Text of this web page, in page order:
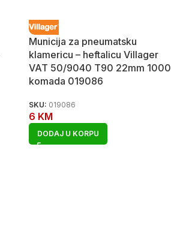
Municija za pneumatsku
klamericu – heftalicu Villager
VAT 50/9040 T90 22mm 1000
komada 019086
SKU: 019086
6 KM
DODAJ U KORPU